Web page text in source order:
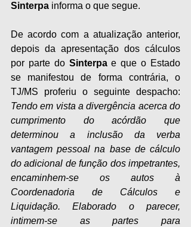
Sinterpa informa o que segue.
De acordo com a atualização anterior,
depois da apresentação dos cálculos
por parte do Sinterpa e que o Estado
se manifestou de forma contrária, o
Tendo em vista a divergência acerca do
cumprimento do acórdão que
determinou a inclusão da verba
vantagem pessoal na base de cálculo
do adicional de função dos impetrantes,
encaminhem-se os autos à
Coordenadoria de Cálculos e
Liquidação. Elaborado o parecer,
intimem-se as partes para